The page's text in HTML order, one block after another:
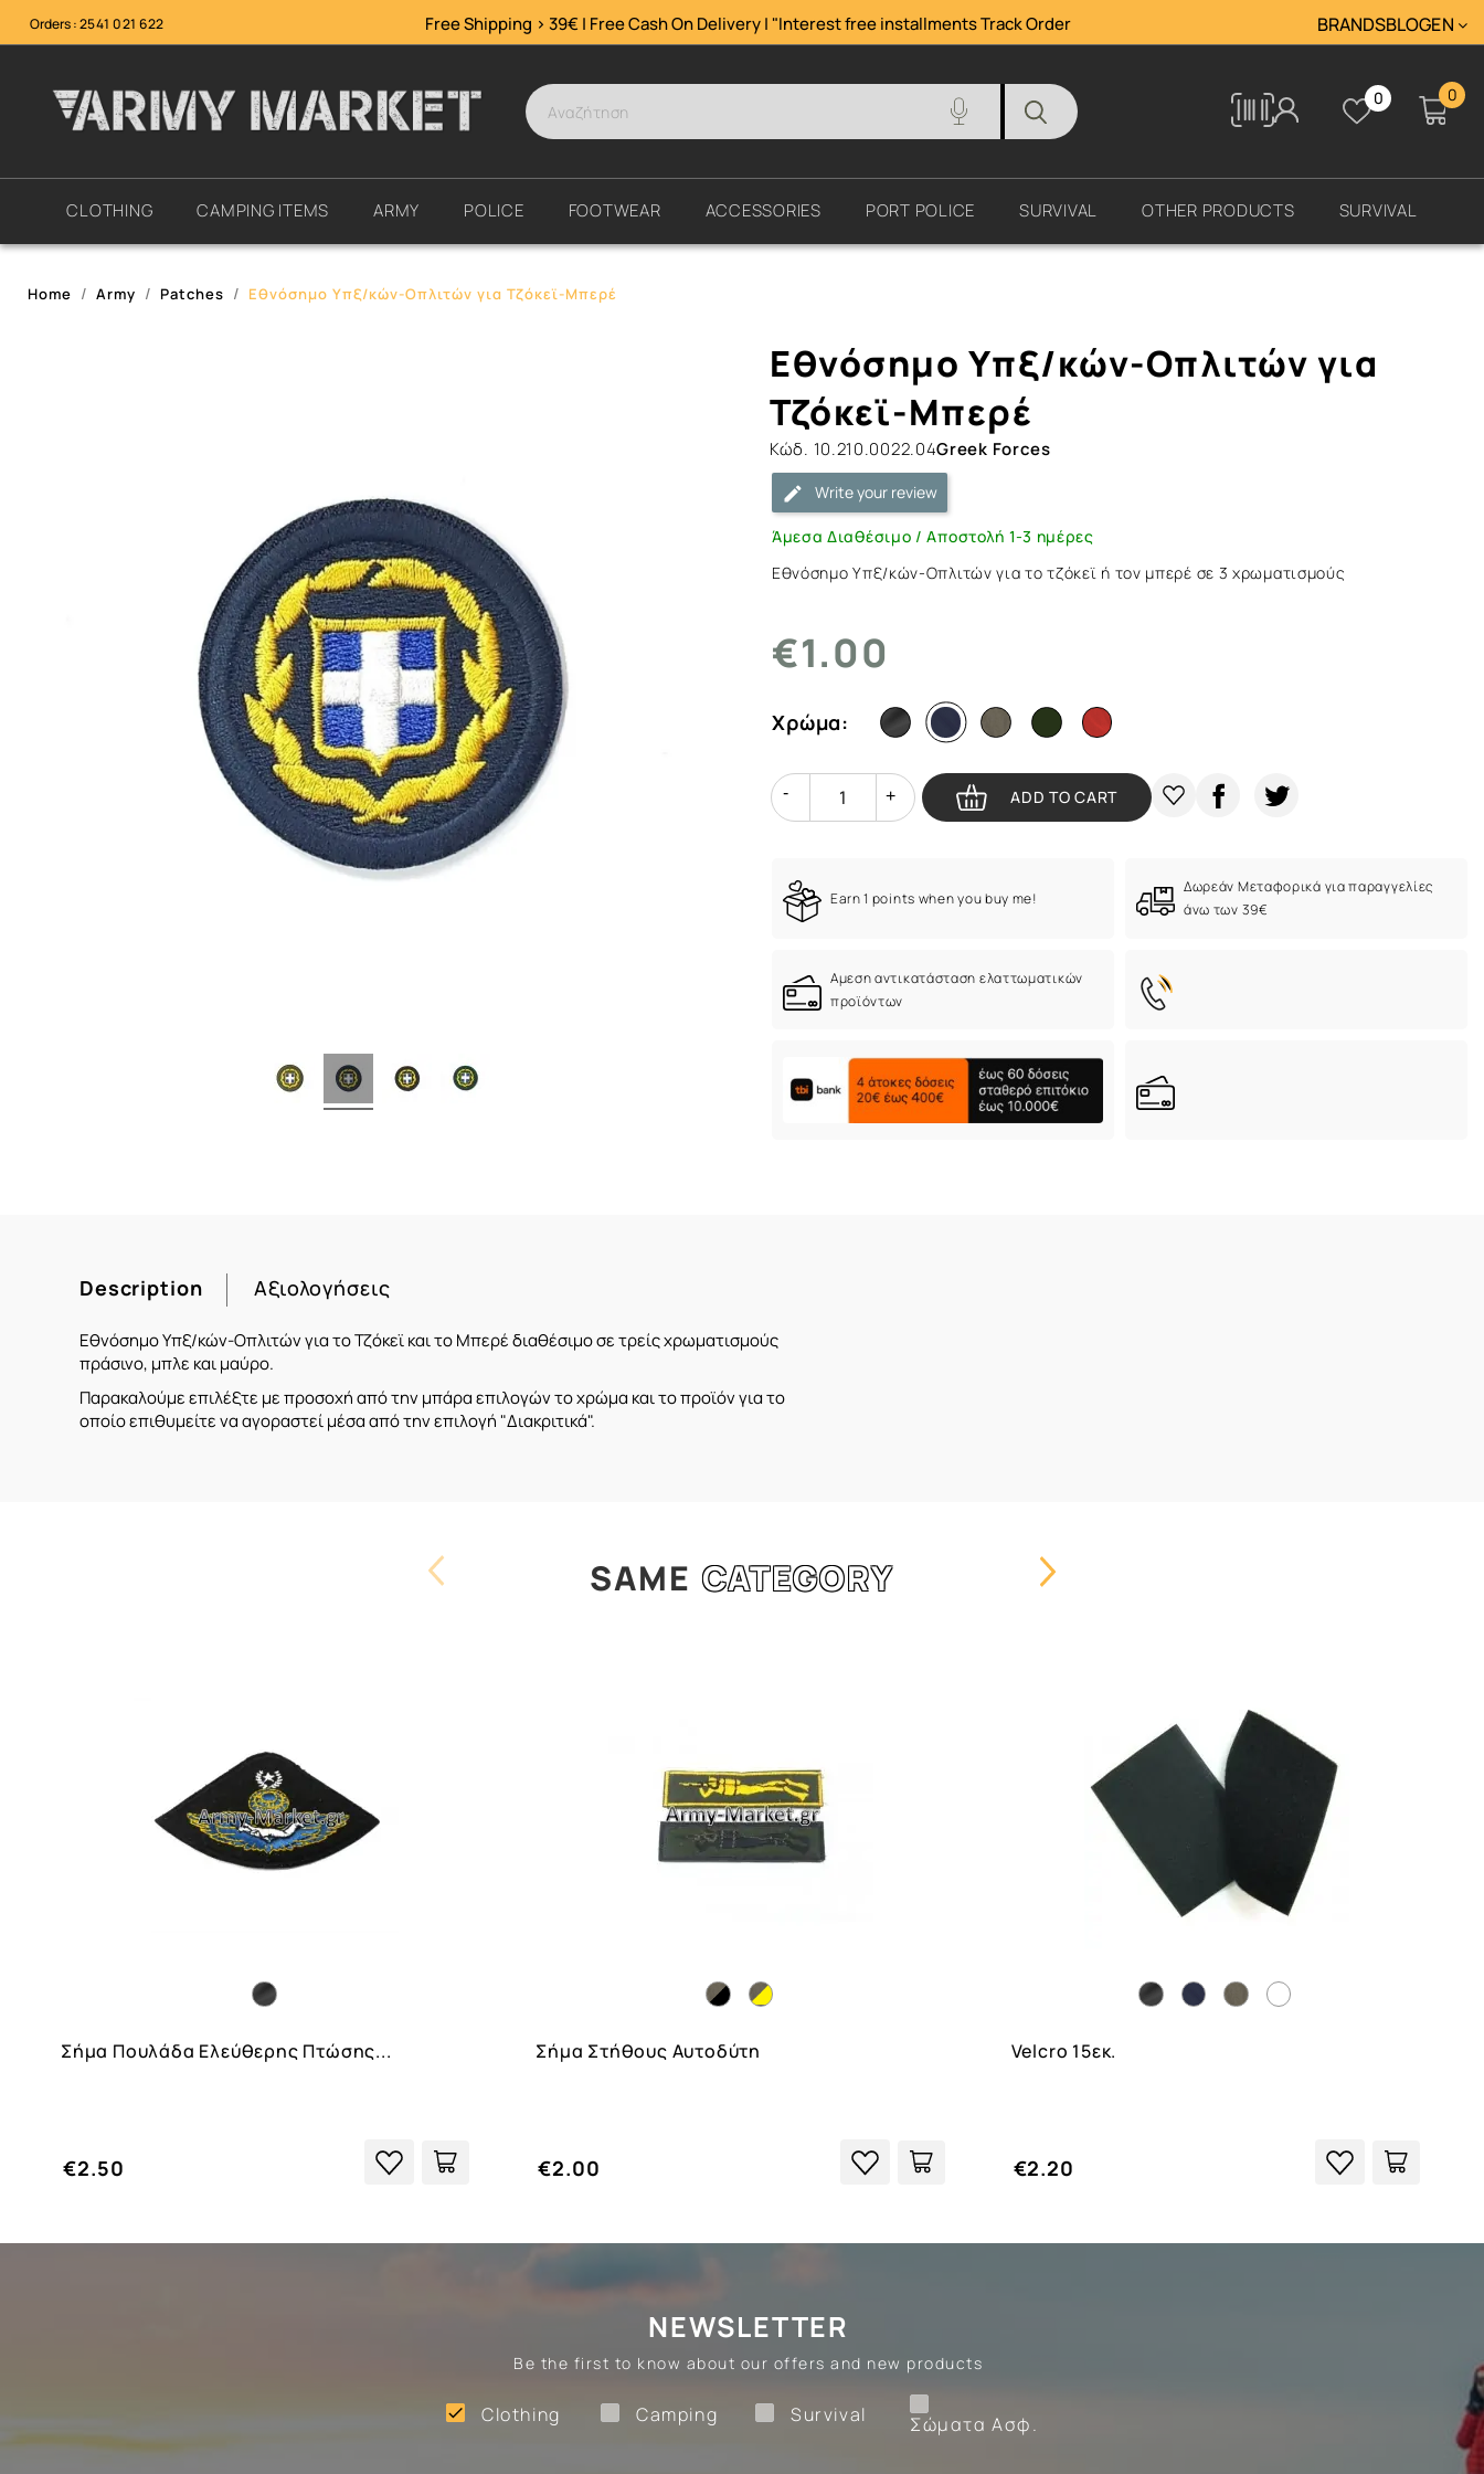
Orders :2541 021 622 Free Shipping > 39€ | Free Cash On Delivery | "Interest free installmentsTrack Order BRANDSBLOGΕΝ
Tracking 0 0
CLOTHING CAMPING ITEMS ARMY POLICE FOOTWEAR ACCESSORIES PORT POLICE SURVIVAL OTHER PRODUCTS SURVIVAL
Home Army Patches Εθνόσημο Υπξ/κών-Οπλιτών για Τζόκεϊ-Μπερέ
Εθνόσημο
Υπξ/
κών-
Οπλιτών
για
Τζόκεϊ-
Μπερέ
|
ArmyMarket.gr
Εθνόσημο Υπξ/κών-Οπλιτών για
Τζόκεϊ-Μπερέ
Κώδ. 10.210.0022.04Greek Forces
Write your review
Άμεσα Διαθέσιμο / Αποστολή 1-3 ημέρες
Εθνόσημο Υπξ/κών-Οπλιτών για το τζόκεϊ ή τον μπερέ σε 3 χρωματισμούς
€1.00
Χρώμα:
Quantity
Quantity ADD TO CART
Earn 1 points when you buy me!
Δωρεάν Μεταφορικά για παραγγελίες
άνω των 39€
Αμεση αντικατάσταση ελαττωματικών
προϊόντων
Description Αξιολογήσεις
Εθνόσημο Υπξ/κών-Οπλιτών για το Τζόκεϊ και το Μπερέ διαθέσιμο σε τρείς χρωματισμούς
πράσινο, μπλε και μαύρο.
Παρακαλούμε επιλέξτε με προσοχή από την μπάρα επιλογών το χρώμα και το προϊόν για το
οποίο επιθυμείτε να αγοραστεί μέσα από την επιλογή "Διακριτικά".
SAME CATEGORY
Σήμα Πουλάδα Ελεύθερης Πτώσης...
€2.50
Σήμα Στήθους Αυτοδύτη
€2.00
Velcro 15εκ.
€2.20
NEWSLETTER
Be the first to know about our offers and new products
Σώματα Ασφ.
Survival
Survival
Camping
Camping
Clothing
 Clothing